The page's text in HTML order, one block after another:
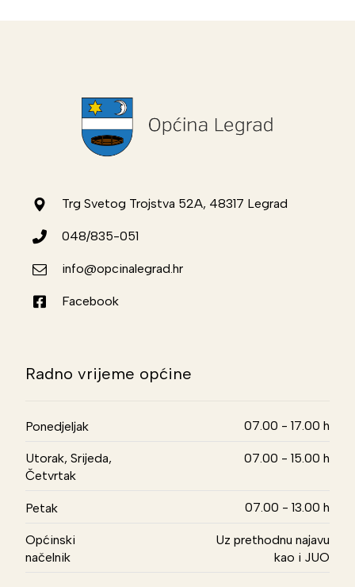
Trg Svetog Trojstva 52A, 48317 Legrad
048/835-051
info@opcinalegrad.hr
Facebook
Radno vrijeme općine
Ponedjeljak 07.00 - 17.00 h
Utorak, Srijeda,
Četvrtak
07.00 - 15.00 h
Petak 07.00 - 13.00 h
Općinski
načelnik
Uz prethodnu najavu
kao i JUO